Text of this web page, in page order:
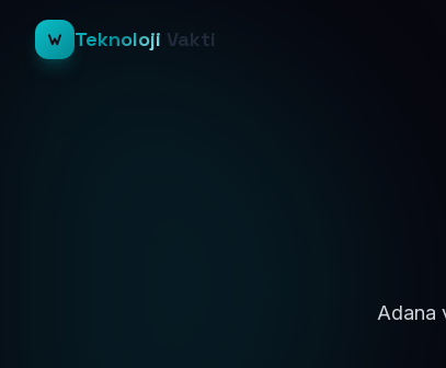
Teknoloji Vakti
Adana